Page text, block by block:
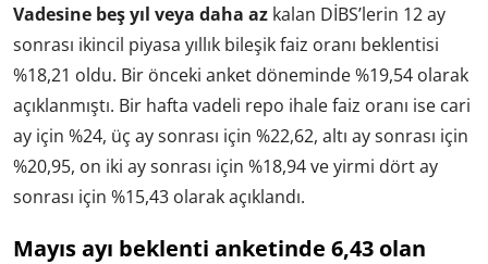
Vadesine beş yıl veya daha az kalan DİBS’lerin 12 ay
sonrası ikincil piyasa yıllık bileşik faiz oranı beklentisi
%18,21 oldu. Bir önceki anket döneminde %19,54 olarak
açıklanmıştı. Bir hafta vadeli repo ihale faiz oranı ise cari
ay için %24, üç ay sonrası için %22,62, altı ay sonrası için
%20,95, on iki ay sonrası için %18,94 ve yirmi dört ay
sonrası için %15,43 olarak açıklandı.
Mayıs ayı beklenti anketinde 6,43 olan